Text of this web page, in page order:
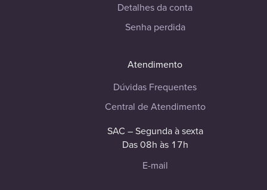
Detalhes da conta
Senha perdida
Atendimento
Dúvidas Frequentes
Central de Atendimento
SAC – Segunda à sexta
Das 08h às 17h
E-mail